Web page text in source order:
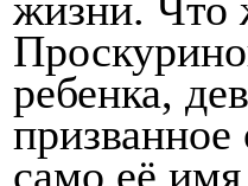
ребенка,
само её имя